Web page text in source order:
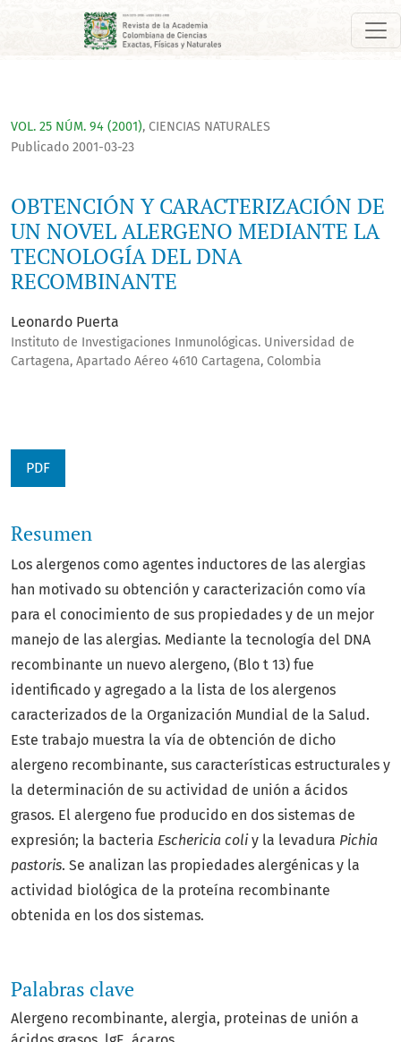
OBTENCIÓN Y CARACTERIZACIÓN DE UN NOVEL ALERGENO
VOL. 25 NÚM. 94 (2001), CIENCIAS NATURALES
OBTENCIÓN Y CARACTERIZACIÓN DE
UN NOVEL ALERGENO MEDIANTE LA
TECNOLOGÍA DEL DNA
RECOMBINANTE
Publicado 2001-03-23
Leonardo Puerta
Instituto de Investigaciones Inmunológicas. Universidad de
Cartagena, Apartado Aéreo 4610 Cartagena, Colombia
PDF
Palabras clave
Alergeno recombinante alergia proteinas de unión a
Resumen
Los alergenos como agentes inductores de las alergias
han motivado su obtención y caracteriza­ción como vía
para el conocimiento de sus propiedades y de un mejor
manejo de las alergias. Mediante la tecnología del DNA
recombinante un nuevo alergeno, (Blo t 13) fue
identificado y agregado a la lista de los alergenos
caracterizados de la Organización Mundial de la Salud.
Este trabajo muestra la vía de obtención de dicho
alergeno recombinante, sus características estructurales y
la determinación de su actividad de unión a ácidos
grasos. El alergeno fue producido en dos sistemas de
expresión; la bacteria Eschericia coliy la levadura Pichia
pastoris. Se analizan las propiedades alergénicas y la
actividad biológica de la proteína recombinante
obtenida en los dos sistemas.